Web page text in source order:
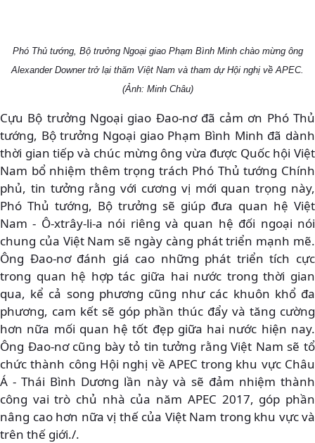
Phó Thủ tướng, Bộ trưởng Ngoại giao Phạm Bình Minh chào mừng ông
Alexander Downer trở lại thăm Việt Nam và tham dự Hội nghị về APEC.
(Ảnh: Minh Châu)
Cựu Bộ trưởng Ngoại giao Đao-nơ đã cảm ơn Phó Thủ
tướng, Bộ trưởng Ngoại giao Phạm Bình Minh đã dành
thời gian tiếp và chúc mừng ông vừa được Quốc hội Việt
Nam bổ nhiệm thêm trọng trách Phó Thủ tướng Chính
phủ, tin tưởng rằng với cương vị mới quan trọng này,
Phó Thủ tướng, Bộ trưởng sẽ giúp đưa quan hệ Việt
Nam - Ô-xtrây-li-a nói riêng và quan hệ đối ngoại nói
chung của Việt Nam sẽ ngày càng phát triển mạnh mẽ.
Ông Đao-nơ đánh giá cao những phát triển tích cực
trong quan hệ hợp tác giữa hai nước trong thời gian
qua, kể cả song phương cũng như các khuôn khổ đa
phương, cam kết sẽ góp phần thúc đẩy và tăng cường
hơn nữa mối quan hệ tốt đẹp giữa hai nước hiện nay.
Ông Đao-nơ cũng bày tỏ tin tưởng rằng Việt Nam sẽ tổ
chức thành công Hội nghị về APEC trong khu vực Châu
Á - Thái Bình Dương lần này và sẽ đảm nhiệm thành
công vai trò chủ nhà của năm APEC 2017, góp phần
nâng cao hơn nữa vị thế của Việt Nam trong khu vực và
trên thế giới./.